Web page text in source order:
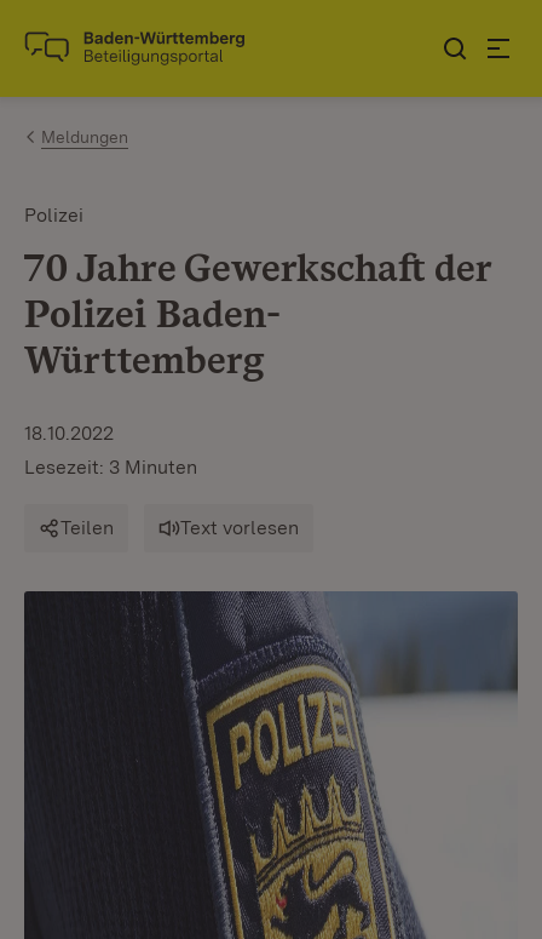
Zum Inhalt springen
Link zur Startseite
Meldungen
Polizei
70 Jahre Gewerkschaft der
Polizei Baden-
Württemberg
18.10.2022
Lesezeit: 3 Minuten
Teilen Text vorlesen